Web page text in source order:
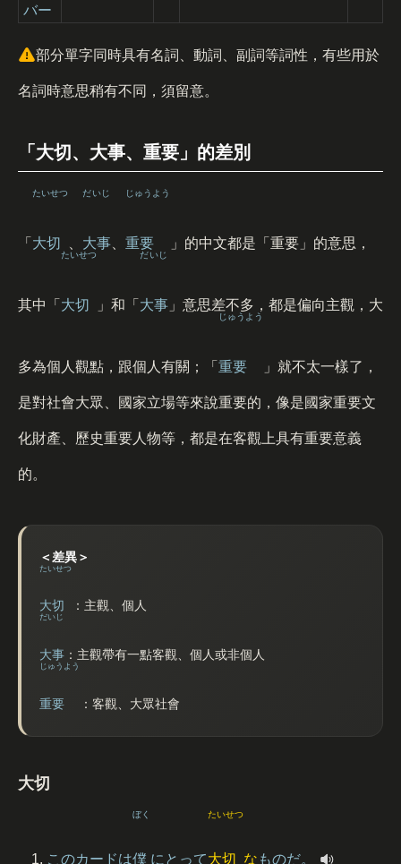
バー
部分單字同時具有名詞、動詞、副詞等詞性，有些用於
名詞時意思稍有不同，須留意。
「大切、大事、重要」的差別
「 大切
たいせつ
大事
だいじ
重要
じゅうよう
」的中文都是「重要」的意思，
其中「 大切
たいせつ
」和「 大事
だいじ
」意思差不多，都是偏向主觀，大
多為個人觀點，跟個人有關；「 重要
じゅうよう
」就不太一樣了，
是對社會大眾、國家立場等來說重要的，像是國家重要文
化財產、歷史重要人物等，都是在客觀上具有重要意義
的。
＜差異＞
大切
たいせつ
：主觀、個人
大事
だいじ
：主觀帶有一點客觀、個人或非個人
重要
じゅうよう
：客觀、大眾社會
大切
このカードは僕
ぼく
にとって大切
たいせつ
な ものだ。